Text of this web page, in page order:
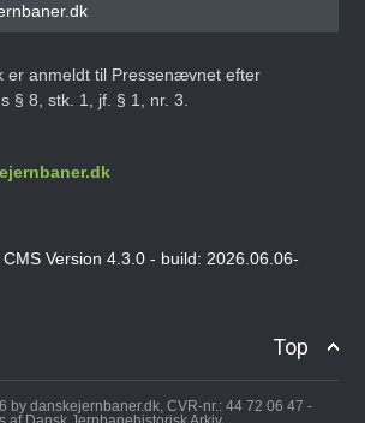
er anmeldt til Pressenævnet efter
§ 8, stk. 1, jf. § 1, nr. 3.
Version 4.3.0 - build: 2026.06.06-
Top
by danskejernbaner.dk, CVR-nr.: 44 72 06 47 -